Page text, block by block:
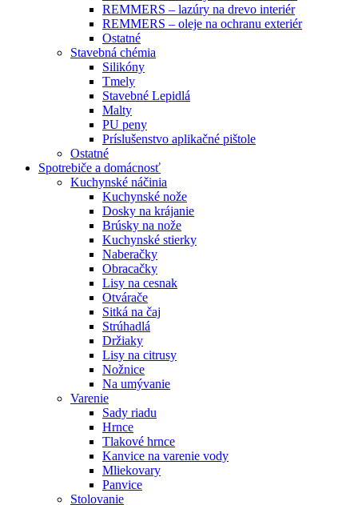
REMMERS – lazúry na drevo interiér
REMMERS – oleje na ochranu exteriér
Ostatné
Stavebná chémia
Silikóny
Tmely
Stavebné Lepidlá
Malty
PU peny
Príslušenstvo aplikačné pištole
Ostatné
Spotrebiče a domácnosť
Kuchynské náčinia
Kuchynské nože
Dosky na krájanie
Brúsky na nože
Kuchynské stierky
Naberačky
Obracačky
Lisy na cesnak
Otvárače
Sitká na čaj
Strúhadlá
Držiaky
Lisy na citrusy
Nožnice
Na umývanie
Varenie
Sady riadu
Hrnce
Tlakové hrnce
Kanvice na varenie vody
Mliekovary
Panvice
Stolovanie